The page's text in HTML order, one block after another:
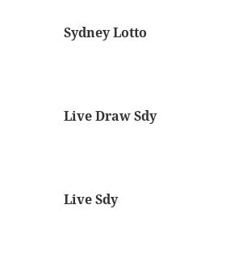
Sydney Lotto
Live Draw Sdy
Live Sdy